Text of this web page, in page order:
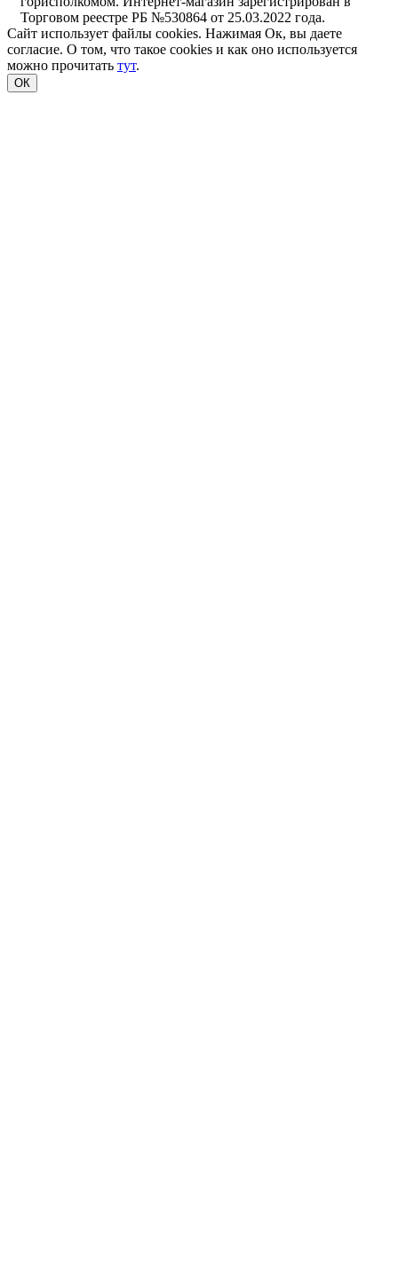
Торговом реестре РБ №530864 от 25.03.2022 года.
Сайт использует файлы cookies. Нажимая Ок, вы даете
согласие. О том, что такое cookies и как оно используется
можно прочитать тут.
ОК